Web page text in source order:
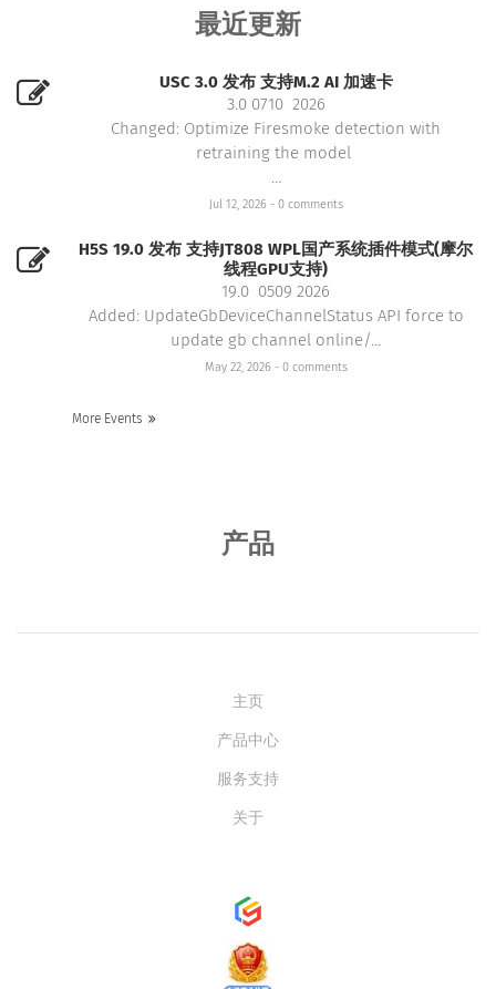
最近更新
USC 3.0 发布 支持M.2 AI 加速卡
3.0 0710 2026
Changed: Optimize Firesmoke detection with
retraining the model
Jul 12, 2026 - 0 comments
H5S 19.0 发布 支持JT808 WPL国产系统插件模式(摩尔
线程GPU支持)
19.0 0509 2026
Added: UpdateGbDeviceChannelStatus API force to
update gb channel online/…
May 22, 2026 - 0 comments
More Events
产品
主页
产品中心
服务支持
关于